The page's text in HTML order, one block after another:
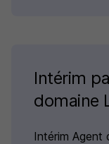
Intérim
domaine
Intérim Agent